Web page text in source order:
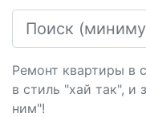
Ремонт квартиры в
в стиль "хай так", и
ним"!